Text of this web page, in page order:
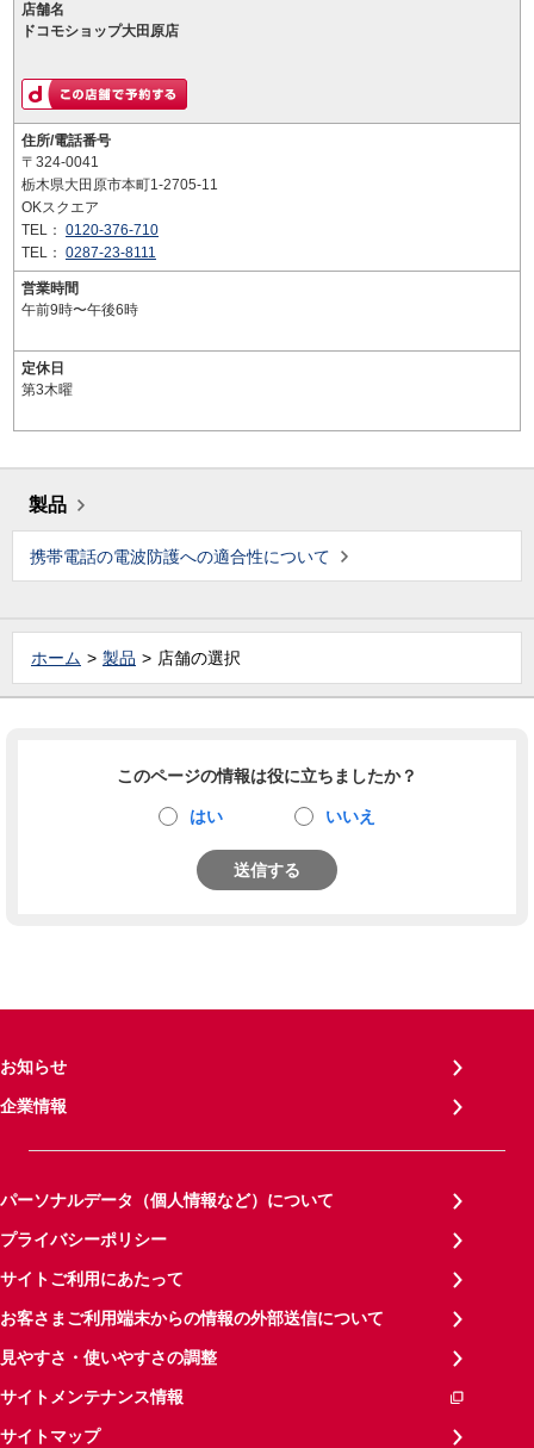
店舗名
ドコモショップ大田原店
住所/電話番号
〒324-0041
栃木県大田原市本町1-2705-11
OKスクエア
TEL： 0120-376-710
TEL： 0287-23-8111
営業時間
午前9時〜午後6時
定休日
第3木曜
製品
携帯電話の電波防護への適合性について
ホーム 製品 店舗の選択
このページの情報は役に立ちましたか？
はい いいえ
送信する
お知らせ
企業情報
パーソナルデータ（個人情報など）について
プライバシーポリシー
サイトご利用にあたって
お客さまご利用端末からの情報の外部送信について
見やすさ・使いやすさの調整
サイトメンテナンス情報
サイトマップ